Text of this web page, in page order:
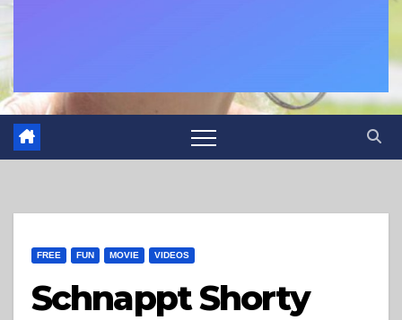
FREE FUN MOVIE VIDEOS
Schnappt Shorty